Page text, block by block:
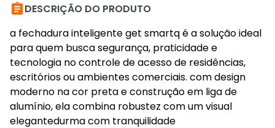
DESCRIÇÃO DO PRODUTO
a fechadura inteligente get smartq é a solução ideal
para quem busca segurança, praticidade e
tecnologia no controle de acesso de residências,
escritórios ou ambientes comerciais. com design
moderno na cor preta e construção em liga de
alumínio, ela combina robustez com um visual
elegantedurma com tranquilidade